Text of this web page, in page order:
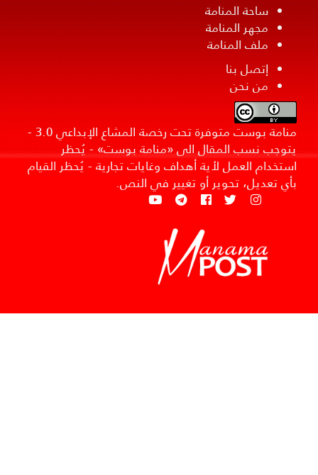
ساحة المنامة
مجهر المنامة
ملف المنامة
إتصل بنا
من نحن
منامة بوست متوفرة تحت رخصة المشاع الإبداعي 3.0 -
يتوجب نسب المقال الى «منامة بوست» - يُحظر
استخدام العمل لأية أهداف وغايات تجارية - يُحظر القيام
بأي تعديل، تحوير أو تغيير في النص.